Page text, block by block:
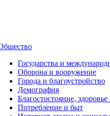
Государства и
Оборона и вооружение
Города и благоустройство
Демография
Благостостояние,
Потребление и быт